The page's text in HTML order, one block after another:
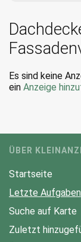
Es sind keine
ein Anzeige
ÜBER
Startseite
Letzte Aufgaben
Suche auf Karte
Zuletzt